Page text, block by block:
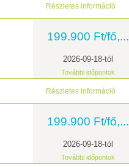
Részletes információ
199.900 Ft/fő,...
2026-09-18-tól
További időpontok
Részletes információ
199.900 Ft/fő,...
2026-09-18-tól
További időpontok